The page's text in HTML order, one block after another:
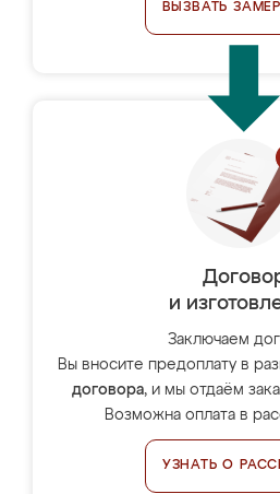
ВЫЗВАТЬ
и
Заключаем
Вы вносите предоплату в
договора, и мы отдаём
Возможна оплата в
УЗНАТЬ О